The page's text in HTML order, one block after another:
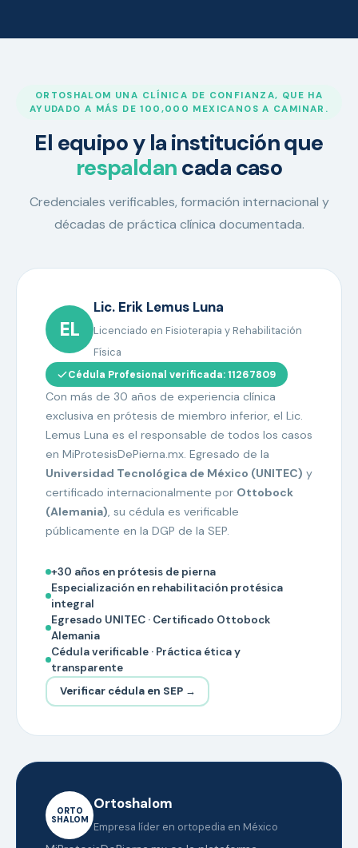
ORTOSHALOM UNA CLÍNICA DE CONFIANZA, QUE HA
AYUDADO A MÁS DE 100,000 MEXICANOS A CAMINAR.
El equipo y la institución que
respaldan cada caso
Credenciales verificables, formación internacional y
décadas de práctica clínica documentada.
EL
Lic. Erik Lemus Luna
Licenciado en Fisioterapia y Rehabilitación
Física
Cédula Profesional verificada: 11267809
Con más de 30 años de experiencia clínica
exclusiva en prótesis de miembro inferior, el Lic.
Lemus Luna es el responsable de todos los casos
en MiProtesisDePierna.mx. Egresado de la
Universidad Tecnológica de México (UNITEC) y
certificado internacionalmente por Ottobock
(Alemania), su cédula es verificable
públicamente en la DGP de la SEP.
+30 años en prótesis de pierna
Especialización en rehabilitación protésica
integral
Egresado UNITEC · Certificado Ottobock
Alemania
Cédula verificable · Práctica ética y
transparente
Verificar cédula en SEP →
ORTO
SHALOM
Ortoshalom
Empresa líder en ortopedia en México